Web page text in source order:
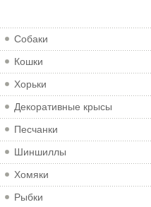
Собаки
Кошки
Хорьки
Декоративные крысы
Песчанки
Шиншиллы
Хомяки
Рыбки